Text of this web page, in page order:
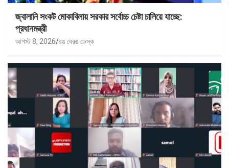
জ্বালানি সংকট মোকাবিলায় সরকার সর্বোচ্চ চেষ্টা চালিয়ে যাচ্ছে:
প্রধানমন্ত্রী
আগস্ট 8, 2026 রঙ বেরঙ ডেস্ক